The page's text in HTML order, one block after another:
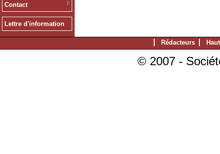
Contact
Lettre d'information
Rédacteurs
© 2007 -